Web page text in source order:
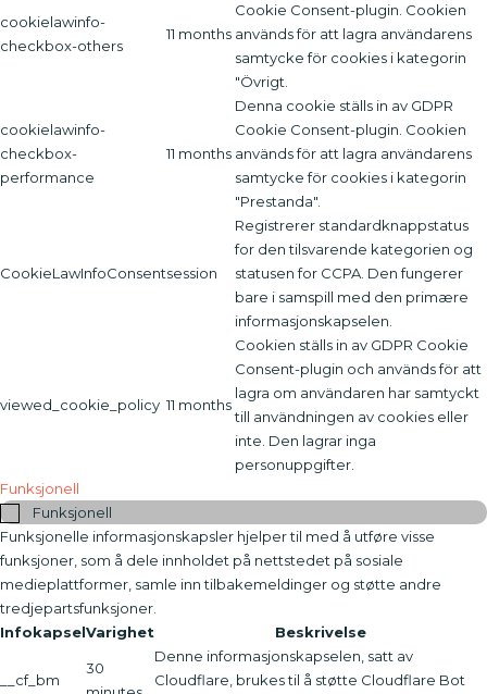
cookielawinfo-
checkbox-others
11 months
Cookie Consent-plugin. Cookien
används för att lagra användarens
samtycke för cookies i kategorin
"Övrigt.
cookielawinfo-
checkbox-
performance
11 months
Denna cookie ställs in av GDPR
Cookie Consent-plugin. Cookien
används för att lagra användarens
samtycke för cookies i kategorin
"Prestanda".
CookieLawInfoConsentsession
Registrerer standardknappstatus
for den tilsvarende kategorien og
statusen for CCPA. Den fungerer
bare i samspill med den primære
informasjonskapselen.
viewed_cookie_policy 11 months
Cookien ställs in av GDPR Cookie
Consent-plugin och används för att
lagra om användaren har samtyckt
till användningen av cookies eller
inte. Den lagrar inga
personuppgifter.
Funksjonell
Funksjonell
Funksjonelle informasjonskapsler hjelper til med å utføre visse
funksjoner, som å dele innholdet på nettstedet på sosiale
medieplattformer, samle inn tilbakemeldinger og støtte andre
tredjepartsfunksjoner.
InfokapselVarighet Beskrivelse
__cf_bm
30
Denne informasjonskapselen, satt av
Cloudflare, brukes til å støtte Cloudflare Bot